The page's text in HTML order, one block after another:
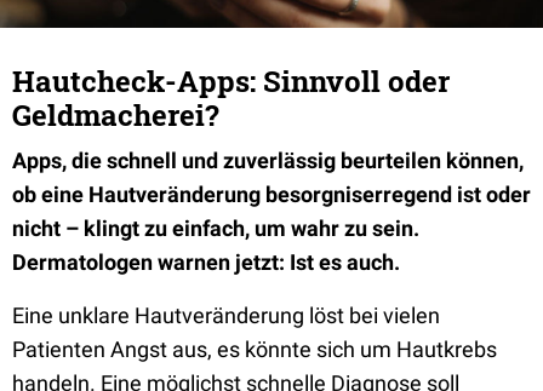
Hautcheck-Apps: Sinnvoll oder
Geldmacherei?
Apps, die schnell und zuverlässig beurteilen können,
ob eine Hautveränderung besorgniserregend ist oder
nicht – klingt zu einfach, um wahr zu sein.
Dermatologen warnen jetzt: Ist es auch.
Eine unklare Hautveränderung löst bei vielen
Patienten Angst aus, es könnte sich um Hautkrebs
handeln. Eine möglichst schnelle Diagnose soll